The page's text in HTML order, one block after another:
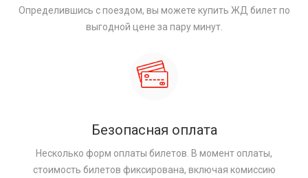
Определившись с поездом, вы можете купить ЖД билет по
выгодной цене за пару минут.
Безопасная оплата
Несколько форм оплаты билетов. В момент оплаты,
стоимость билетов фиксирована, включая комиссию